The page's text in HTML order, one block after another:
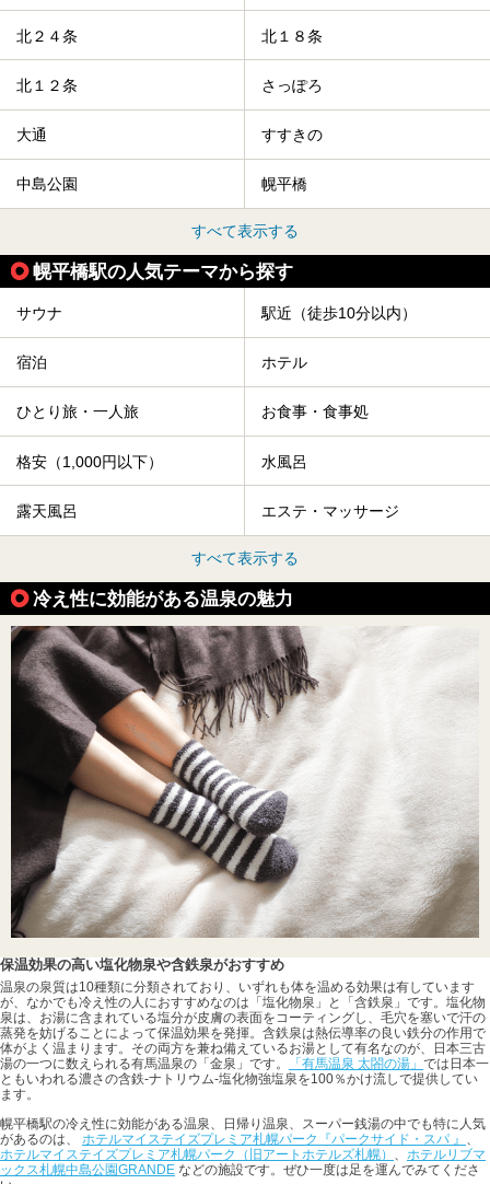
北２４条 北１８条
北１２条 さっぽろ
大通 すすきの
中島公園 幌平橋
すべて表示する
幌平橋駅の人気テーマから探す
サウナ 駅近（徒歩10分以内）
宿泊 ホテル
ひとり旅・一人旅 お食事・食事処
格安（1,000円以下） 水風呂
露天風呂 エステ・マッサージ
すべて表示する
冷え性に効能がある温泉の魅力
保温効果の高い塩化物泉や含鉄泉がおすすめ
温泉の泉質は10種類に分類されており、いずれも体を温める効果は有しています
が、なかでも冷え性の人におすすめなのは「塩化物泉」と「含鉄泉」です。塩化物
泉は、お湯に含まれている塩分が皮膚の表面をコーティングし、毛穴を塞いで汗の
蒸発を妨げることによって保温効果を発揮。含鉄泉は熱伝導率の良い鉄分の作用で
体がよく温まります。その両方を兼ね備えているお湯として有名なのが、日本三古
湯の一つに数えられる有馬温泉の「金泉」です。
「有馬温泉 太閤の湯」 では日本一
ともいわれる濃さの含鉄-ナトリウム-塩化物強塩泉を100％かけ流しで提供してい
ます。
幌平橋駅の冷え性に効能がある温泉、日帰り温泉、スーパー銭湯の中でも特に人気
があるのは、 ホテルマイステイズプレミア札幌パーク『パークサイド・スパ 』
ホテルマイステイズプレミア札幌パーク（旧アートホテルズ札幌）
ホテルリブマ
ックス札幌中島公園GRANDE などの施設です。ぜひ一度は足を運んでみてくださ